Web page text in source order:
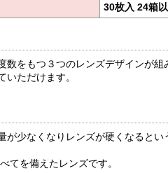
30枚入 24箱
をもつ３つのレンズデザインが組
ただけます。
少なくなりレンズが硬くなると
てを備えたレンズです。